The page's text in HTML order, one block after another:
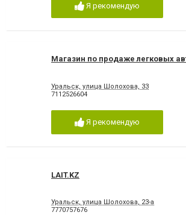
Я рекомендую
Магазин по продаже легковых
Уральск, улица Шолохова, 33
7112526604
Я рекомендую
LAIT.KZ
Уральск, улица Шолохова, 23-а
7770757676